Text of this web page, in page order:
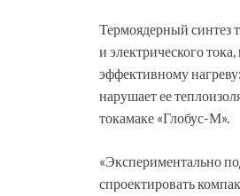
Термоядерный синтез
и электрического
эффективному
нарушает ее
токамаке «Глобус-М».
«Экспериментально
спроектировать